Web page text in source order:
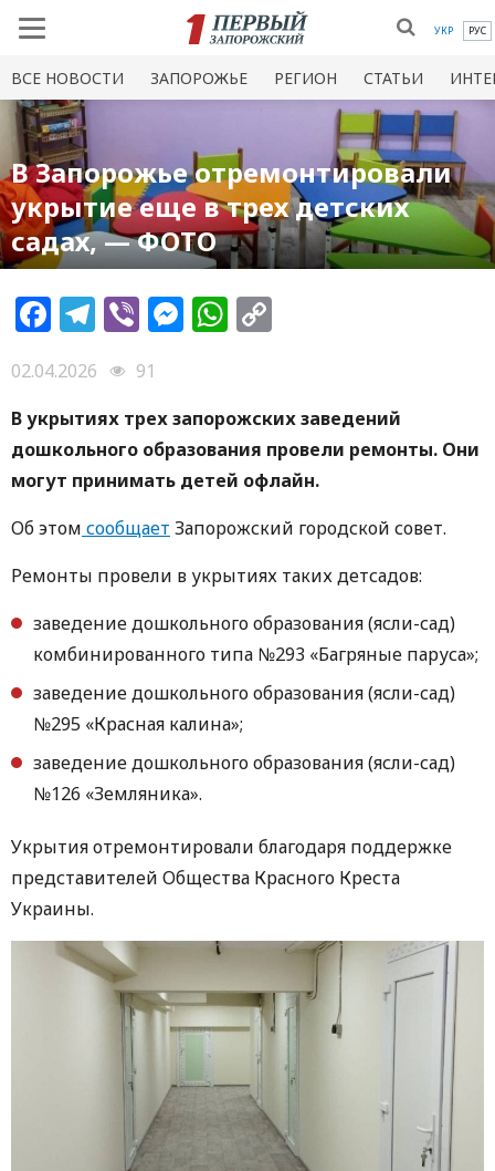
УКР РУС
ВСЕ НОВОСТИ ЗАПОРОЖЬЕ РЕГИОН СТАТЬИ
В Запорожье отремонтировали
укрытие еще в трех детских
садах, — ФОТО
Facebook
Telegram
ViberMessenger
WhatsApp
02.04.2026
91
В укрытиях трех запорожских заведений
дошкольного образования провели ремонты. Они
могут принимать детей офлайн.
Об этом сообщает Запорожский городской совет.
Ремонты провели в укрытиях таких детсадов:
заведение дошкольного образования (ясли-сад)
комбинированного типа №293 «Багряные паруса»;
заведение дошкольного образования (ясли-сад)
№295 «Красная калина»;
заведение дошкольного образования (ясли-сад)
№126 «Земляника».
Укрытия отремонтировали благодаря поддержке
представителей Общества Красного Креста
Украины.